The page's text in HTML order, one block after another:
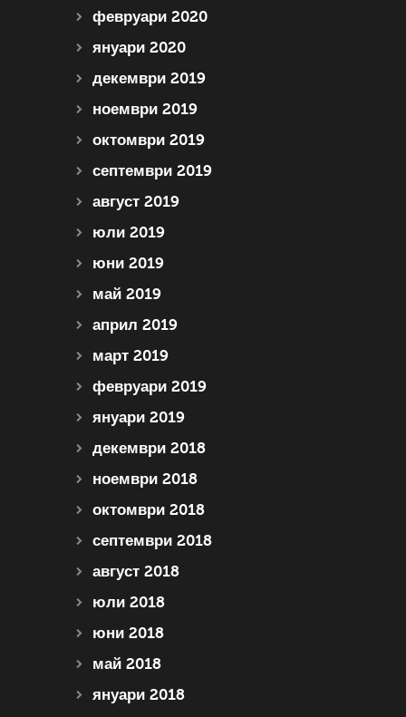
февруари 2020
януари 2020
декември 2019
ноември 2019
октомври 2019
септември 2019
август 2019
юли 2019
юни 2019
май 2019
април 2019
март 2019
февруари 2019
януари 2019
декември 2018
ноември 2018
октомври 2018
септември 2018
август 2018
юли 2018
юни 2018
май 2018
януари 2018